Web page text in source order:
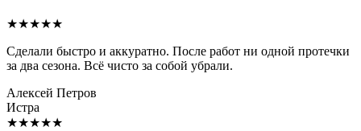
★★★★★
Сделали быстро и аккуратно. После работ ни одной протечки
за два сезона. Всё чисто за собой убрали.
Алексей Петров
Истра
★★★★★